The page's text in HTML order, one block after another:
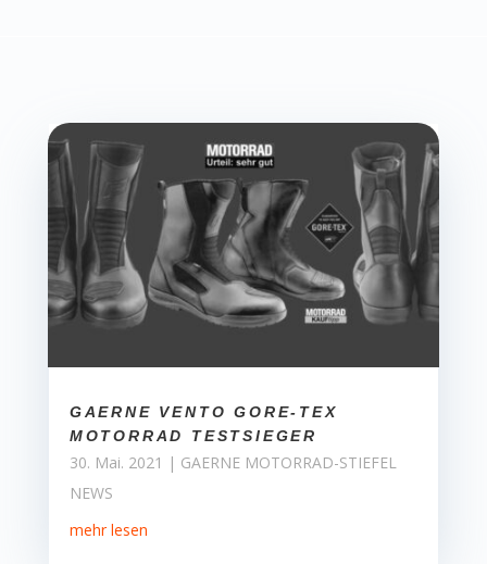
GAERNE VENTO GORE-TEX
MOTORRAD TESTSIEGER
30. Mai. 2021 | GAERNE MOTORRAD-STIEFEL
NEWS
mehr lesen